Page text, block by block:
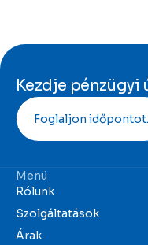
Kezdje pénzügyi
Foglaljon időpontot.
Menü
Rólunk
Szolgáltatások
Árak